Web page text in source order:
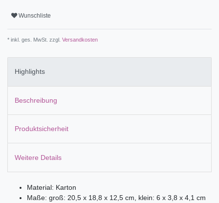
Wunschliste
* inkl. ges. MwSt. zzgl. Versandkosten
Highlights
Beschreibung
Produktsicherheit
Weitere Details
Material: Karton
Maße: groß: 20,5 x 18,8 x 12,5 cm, klein: 6 x 3,8 x 4,1 cm